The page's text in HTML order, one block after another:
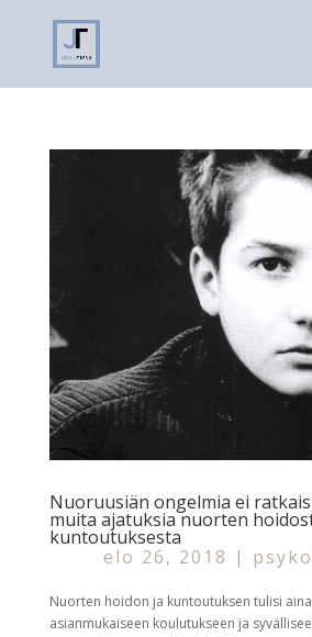
Nuoruusiän ongelmia ei
muita ajatuksia nuorten
kuntoutuksesta
elo 26, 2018 |
Nuorten hoidon ja kuntoutuksen tulisi
asianmukaiseen koulutukseen ja